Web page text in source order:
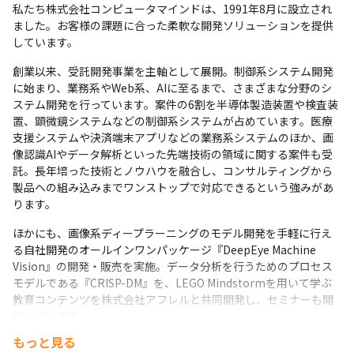
私たち株式会社コンピュータマインドは、1991年8月に設立され
ました。お客様の課題に合った柔軟な開発ソリューションを提供
しています。
創業以来、受託開発事業を主軸として展開。制御系システム開発
に始まり、業務系やWeb系、AIに至るまで、さまざまな分野のシ
ステム開発を行っています。案件の6割を半導体製造装置や検査装
置、顕微鏡システムなどの制御系システムが占めています。医療
支援システムや決済端末アプリなどの業務系システムのほか、画
像認識AIやデータ解析といった先端技術の領域に関する案件も受
託。長年培った技術とノウハウを融合し、コンサルティングから
製品への組み込みまでワンストップで対応できるという強みがあ
ります。
ほかにも、画像系ディープラーニングのモデル開発を手軽に行え
る自社開発のオールインワンパッケージ『DeepEye Machine
Vision』の開発・販売を実施。データ分析を行うためのプロセス
モデルである『CRISP-DM』を、LEGO Mindstormを用いて学ぶ
教育コンテンツを株式会社アフレルと共同開発し、セミナーも開
今後は現在の主力であるメーカー系や業務系システムに加え、イ
もっと見る